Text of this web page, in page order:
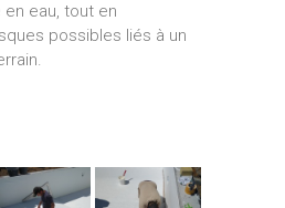
eau, tout en
possibles liés à un